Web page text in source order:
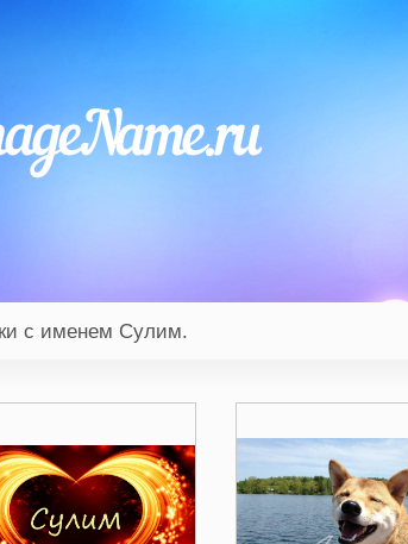
с именем Сулим.